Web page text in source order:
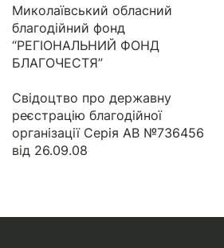
Миколаївський обласний
благодійний фонд
“РЕГІОНАЛЬНИЙ ФОНД
БЛАГОЧЕСТЯ”
Свідоцтво про державну
реєстрацію благодійної
організації Серія АВ №736456
від 26.09.08